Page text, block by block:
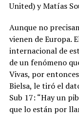
United) y Matías
Aunque no
vienen de Europa.
internacional de
de un fenómeno
Vivas, por
Bielsa, le tiró el
Sub 17: “Hay un
que lo están por